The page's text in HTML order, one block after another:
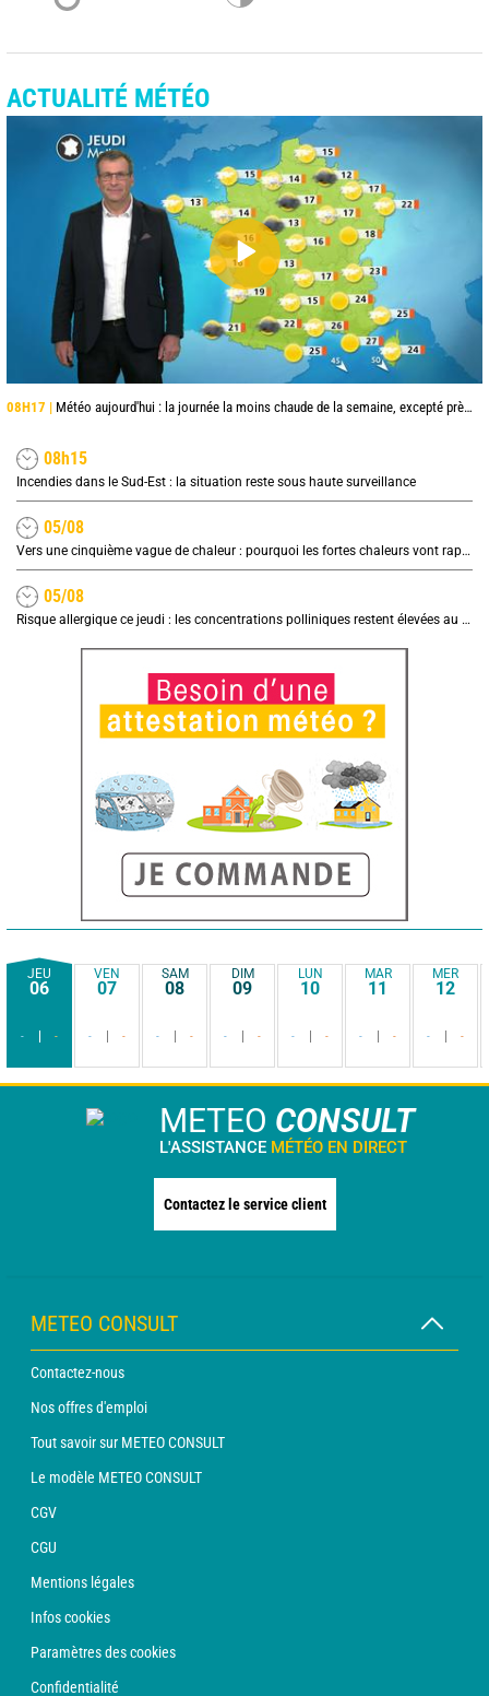
ACTUALITÉ MÉTÉO
08H17 | Météo aujourd'hui : la journée la moins chaude de la semaine, excepté près de la Méditerranée
08h15
Incendies dans le Sud-Est : la situation reste sous haute surveillance
05/08
Vers une cinquième vague de chaleur : pourquoi les fortes chaleurs vont rapidement revenir en France
05/08
Risque allergique ce jeudi : les concentrations polliniques restent élevées au nord
JEU
06
- -
VEN
07
- -
SAM
08
- -
DIM
09
- -
LUN
10
- -
MAR
11
- -
MER
12
- -
METEO CONSULT
L'ASSISTANCE MÉTÉO EN DIRECT
Contactez le service client
METEO CONSULT
Contactez-nous
Nos offres d'emploi
Tout savoir sur METEO CONSULT
Le modèle METEO CONSULT
CGV
CGU
Mentions légales
Infos cookies
Paramètres des cookies
Confidentialité